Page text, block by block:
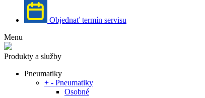
Objednať termín servisu
Menu
Produkty a služby
Pneumatiky
+ - Pneumatiky
Osobné